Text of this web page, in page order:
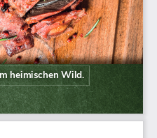
heimischen Wild.